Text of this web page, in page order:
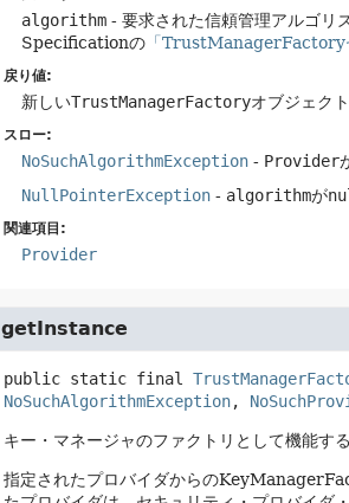
algorithm- 要求された信頼管理アルゴリ
Specificationの「TrustManagerFactory
戻り値:
新しいTrustManagerFactoryオブジェクト
スロー:
NoSuchAlgorithmException- Provider
NullPointerException- algorithmが
関連項目:
Provider
getInstance
public static final
NoSuchAlgorithmException,
キー・マネージャのファクトリとして機能する
指定されたプロバイダからの